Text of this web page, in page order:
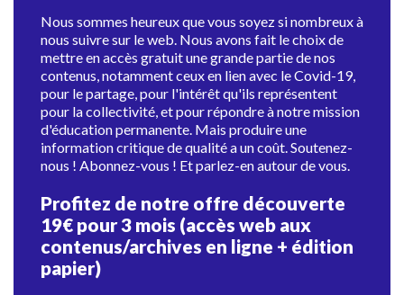
Nous sommes heureux que vous soyez si nombreux à
nous suivre sur le web. Nous avons fait le choix de
mettre en accès gratuit une grande partie de nos
contenus, notamment ceux en lien avec le Covid-19,
pour le partage, pour l'intérêt qu'ils représentent
pour la collectivité, et pour répondre à notre mission
d'éducation permanente. Mais produire une
information critique de qualité a un coût. Soutenez-
nous ! Abonnez-vous ! Et parlez-en autour de vous.
Profitez de notre offre découverte
19€ pour 3 mois (accès web aux
contenus/archives en ligne + édition
papier)